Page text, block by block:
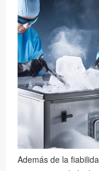
Además de la